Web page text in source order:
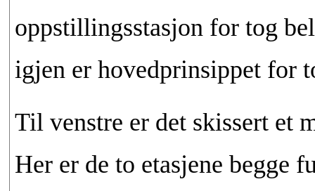
oppstillingsstasjon for tog
igjen er hovedprinsippet for
Til venstre er det skissert et
Her er de to etasjene begge